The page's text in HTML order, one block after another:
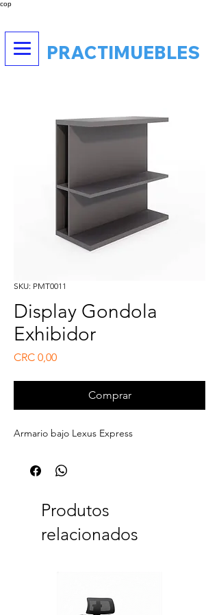
cop
PRACTIMUEBLES
SKU: PMT0011
Display Gondola
Exhibidor
CRC 0,00Preço
Comprar
Armario bajo Lexus Express
Produtos
relacionados